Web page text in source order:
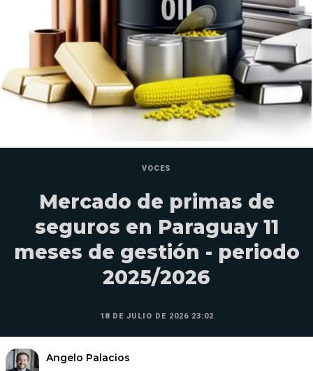
VOCES
Mercado de primas de
seguros en Paraguay 11
meses de gestión - periodo
2025/2026
18 DE JULIO DE 2026 23:02
Angelo Palacios